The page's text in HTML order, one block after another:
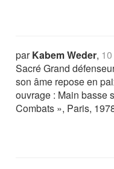
parKabem Weder,
Sacré Grand
son âme repose en
ouvrage : Main basse
Combats », Paris,